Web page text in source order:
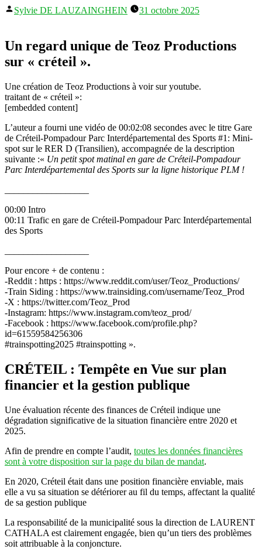
Publié
Sylvie DE LAUZAINGHEIN 31 octobre 2025
Un regard unique de Teoz Productions
sur « créteil ».
Une création de Teoz Productions à voir sur youtube.
traitant de « créteil »:
[embedded content]
L’auteur a fourni une vidéo de 00:02:08 secondes avec le titre Gare
de Créteil-Pompadour Parc Interdépartemental des Sports #1: Mini-
spot sur le RER D (Transilien), accompagnée de la description
suivante :« Un petit spot matinal en gare de Créteil-Pompadour
Parc Interdépartemental des Sports sur la ligne historique PLM !
00:00 Intro
00:11 Trafic en gare de Créteil-Pompadour Parc Interdépartemental
des Sports
Pour encore + de contenu :
-Reddit : https : https://www.reddit.com/user/Teoz_Productions/
-Train Siding : https://www.trainsiding.com/username/Teoz_Prod
-X : https://twitter.com/Teoz_Prod
-Instagram: https://www.instagram.com/teoz_prod/
-Facebook : https://www.facebook.com/profile.php?
id=61559584256306
#trainspotting2025 #trainspotting ».
CRÉTEIL : Tempête en Vue sur plan
financier et la gestion publique
Une évaluation récente des finances de Créteil indique une
dégradation significative de la situation financière entre 2020 et
2025.
Afin de prendre en compte l’audit, toutes les données financières
sont à votre disposition sur la page du bilan de mandat.
En 2020, Créteil était dans une position financière enviable, mais
elle a vu sa situation se détériorer au fil du temps, affectant la qualité
de sa gestion publique
La responsabilité de la municipalité sous la direction de LAURENT
CATHALA est clairement engagée, bien qu’un tiers des problèmes
soit attribuable à la conjoncture.